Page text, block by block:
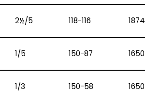
2½/5 118-116 1874
1/5 150-87 1650
1/3 150-58 1650